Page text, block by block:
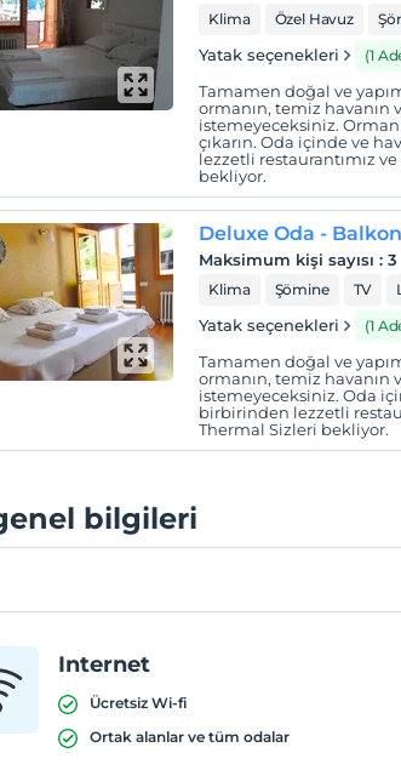
Klima Özel Havuz
Yatak seçenekleri (1
Tamamen doğal ve
ormanın, temiz
istemeyeceksiniz.
çıkarın. Oda içinde ve
lezzetli restaurantımız
bekliyor.
Deluxe Oda -
Maksimum kişi sayısı :3
Klima Şömine TV
Yatak seçenekleri (1
Tamamen doğal ve
ormanın, temiz
istemeyeceksiniz. Oda
birbirinden lezzetli
Thermal Sizleri bekliyor.
bilgileri
Internet
Ücretsiz Wi-fi
Ortak alanlar ve tüm odalar